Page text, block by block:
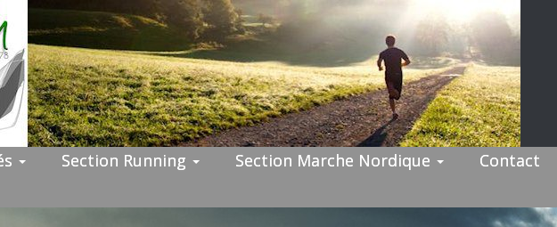
Section Running Section Marche Nordique
Contact